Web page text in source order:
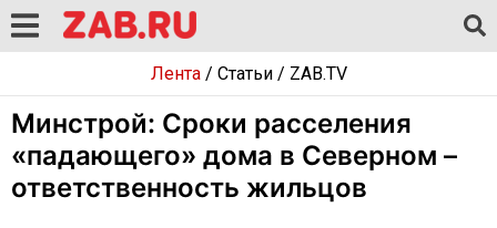
Лента/ Статьи/ ZAB.TV
Минстрой: Сроки расселения
«падающего» дома в Северном –
ответственность жильцов